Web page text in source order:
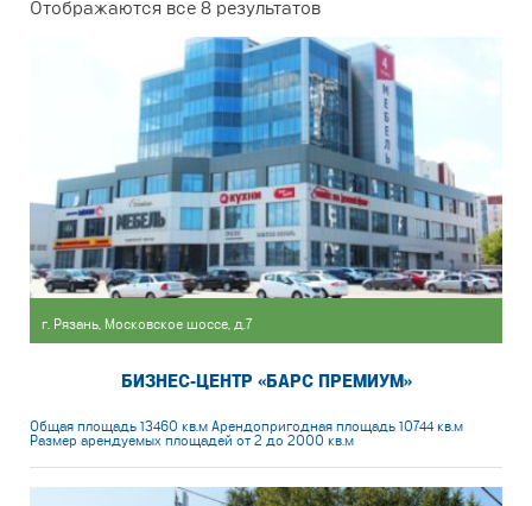
Отображаются все 8 результатов
г. Рязань, Московское шоссе, д.7
БИЗНЕС-ЦЕНТР «БАРС ПРЕМИУМ»
Общая площадь 13460 кв.м Арендопригодная площадь 10744 кв.м
Размер арендуемых площадей от 2 до 2000 кв.м